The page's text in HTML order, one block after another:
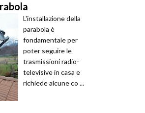
L'installazione della
parabola è
fondamentale per
poter seguire le
trasmissioni radio-
televisive in casa e
richiede alcune co ...